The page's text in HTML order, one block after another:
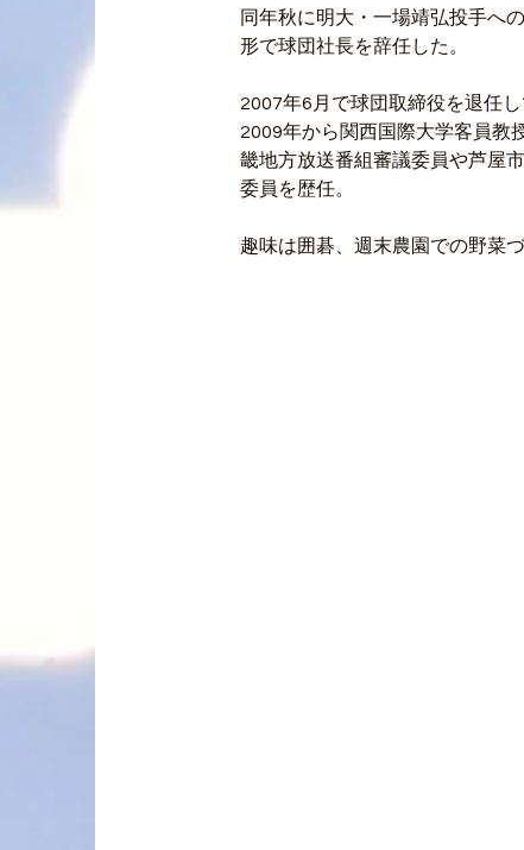
同年秋に明大・一場靖弘投手へ
形で球団社長を辞任した。
2007年6月で球団取締役を退任し
2009年から関西国際大学客員教
畿地方放送番組審議委員や芦屋
委員を歴任。
趣味は囲碁、週末農園での野菜づ